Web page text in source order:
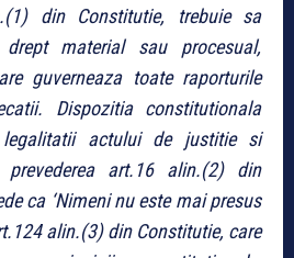
din Constitutie, trebuie sa
material sau procesual,
guverneaza toate raporturile
Dispozitia constitutionala
legalitatii actului de justitie si
art.16 alin.(2) din
ca ‘Nimeni nu este mai presus
alin.(3) din Constitutie, care